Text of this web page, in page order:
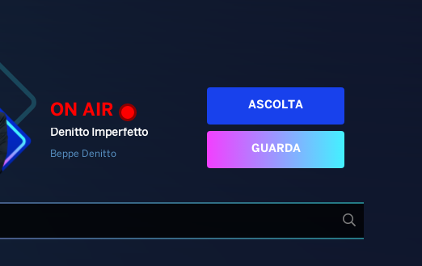
ON AIR
Denitto Imperfetto
Beppe Denitto
ASCOLTA
GUARDA